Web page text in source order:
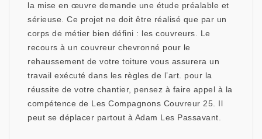
la mise en œuvre demande une étude préalable et
sérieuse. Ce projet ne doit être réalisé que par un
corps de métier bien défini : les couvreurs. Le
recours à un couvreur chevronné pour le
rehaussement de votre toiture vous assurera un
travail exécuté dans les règles de l’art. pour la
réussite de votre chantier, pensez à faire appel à la
compétence de Les Compagnons Couvreur 25. Il
peut se déplacer partout à Adam Les Passavant.